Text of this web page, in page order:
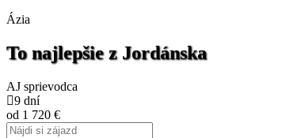
Ázia
To najlepšie z Jordánska
AJ sprievodca
9 dní
od 1 720 €